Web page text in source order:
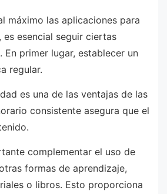
máximo las aplicaciones para
esencial seguir ciertas
En primer lugar, establecer un
regular.
es una de las ventajas de las
consistente asegura que el
complementar el uso de
formas de aprendizaje,
o libros. Esto proporciona